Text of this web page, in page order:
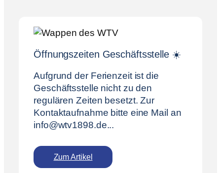
Öffnungszeiten Geschäftsstelle ☀️
Aufgrund der Ferienzeit ist die
Geschäftsstelle nicht zu den
regulären Zeiten besetzt. Zur
Kontaktaufnahme bitte eine Mail an
info@wtv1898.de...
Zum Artikel
: